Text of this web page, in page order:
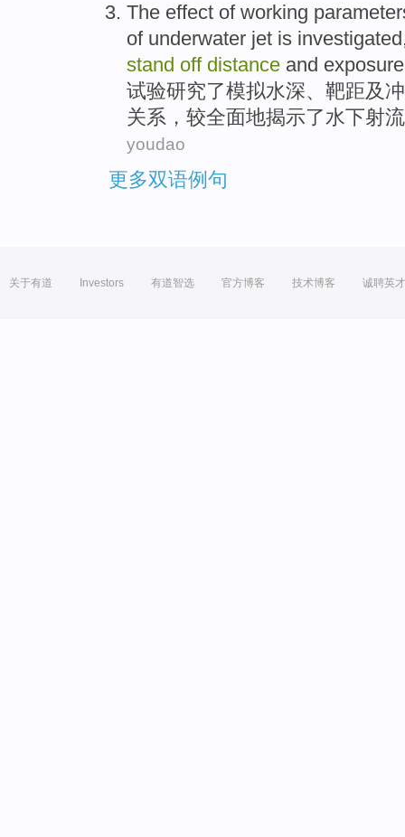
The effect ofworking
of underwater jet is investigated
stand off distance and
试验研究了模拟水深、靶距及 冲
关系，较全面地揭示了水下射
youdao
更多双语例句
关于有道 Investors 有道智选 官方博客 技术博客 诚聘英才